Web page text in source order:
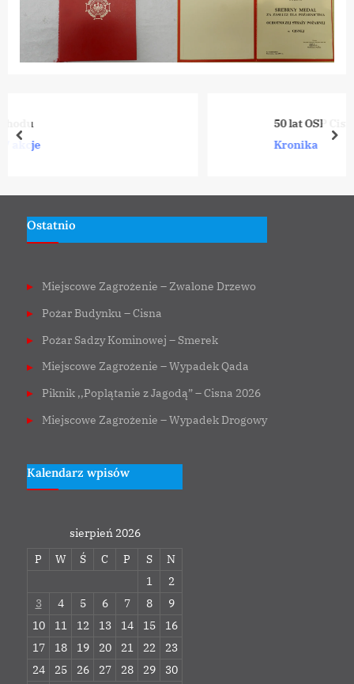
prev
Ostatnio
Miejscowe Zagrożenie – Zwalone Drzewo
Pożar Budynku – Cisna
Pożar Sadzy Kominowej – Smerek
Miejscowe Zagrożenie – Wypadek Qada
Piknik ,,Poplątanie z Jagodą” – Cisna 2026
Miejscowe Zagrożenie – Wypadek Drogowy
Kalendarz wpisów
sierpień 2026
P
W Ś C P S
N
1
2
3
4 5 6 7 8
9
10
11 12 13 14 15
16
17
18 19 20 21 22
23
24
25 26 27 28 29
30